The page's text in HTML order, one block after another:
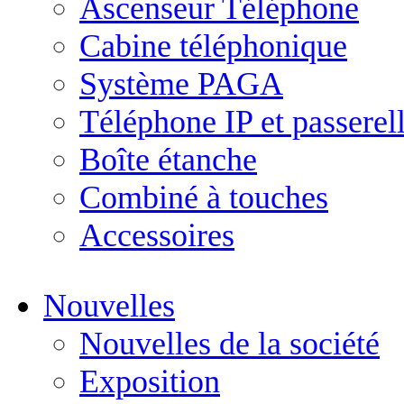
Ascenseur Téléphone
Cabine téléphonique
Système PAGA
Téléphone IP et
Boîte étanche
Combiné à touches
Accessoires
Nouvelles
Nouvelles de la société
Exposition